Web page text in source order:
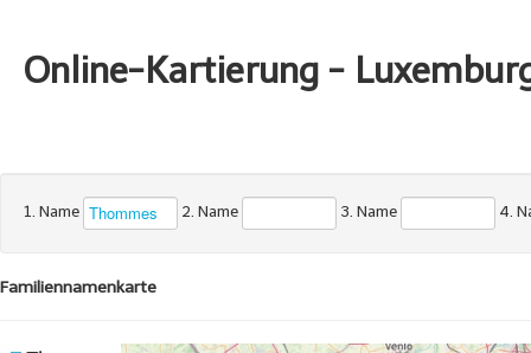
Online-Kartierung -
1. Name 2. Name 3. Name 4.
Familiennamenkarte